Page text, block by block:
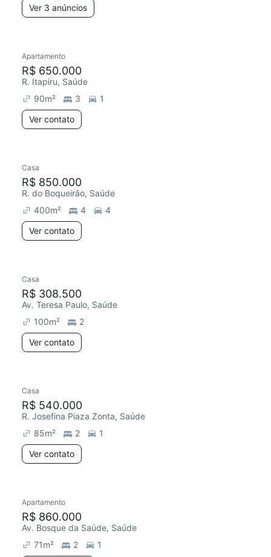
Ver 3 anúncios
Apartamento
R$ 650.000
R. Itapiru, Saúde
90m² 3
1
Ver contato
Casa
R$ 850.000
R. do Boqueirão, Saúde
400m² 4
4
Ver contato
Casa
R$ 308.500
Av. Teresa Paulo, Saúde
100m²
2
Ver contato
Casa
R$ 540.000
R. Josefina Piaza Zonta, Saúde
85m² 2
1
Ver contato
Apartamento
R$ 860.000
Av. Bosque da Saúde, Saúde
71m² 2 1